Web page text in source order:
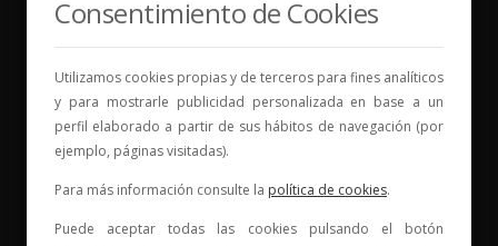
Vinos para compartir historias
Elige tu vino, con quién compartirlo y comienza una
Consentimiento de Cookies
Utilizamos cookies propias y de terceros para fines analíticos
y para mostrarle publicidad personalizada en base a un
perfil elaborado a partir de sus hábitos de navegación (por
ejemplo, páginas visitadas).
Para más información consulte la política de cookies.
Puede aceptar todas las cookies pulsando el botón